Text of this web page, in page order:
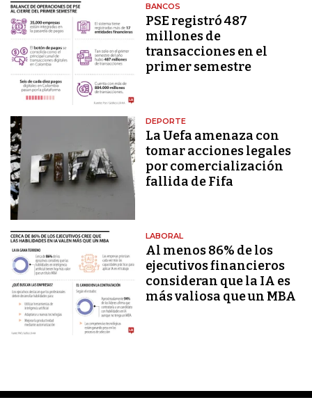
BANCOS
PSE registró 487
millones de
transacciones en el
primer semestre
DEPORTE
La Uefa amenaza con
tomar acciones legales
por comercialización
fallida de Fifa
LABORAL
Al menos 86% de los
ejecutivos financieros
consideran que la IA es
más valiosa que un MBA